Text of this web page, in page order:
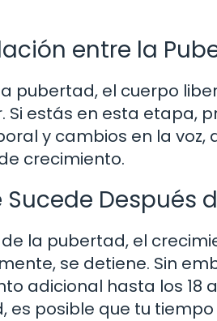
entre la
pubertad, el cuerpo
Si estás en esta etapa,
y cambios en la
crecimiento.
Sucede Después
de la pubertad, el
se detiene. Sin
adicional hasta los 18
es posible que tu